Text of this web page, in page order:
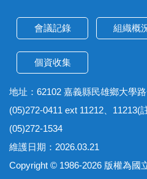
會議記錄 組織概
個資收集
地址：62102 嘉義縣民雄鄉大學
(05)272-0411 ext 11212、11213(
(05)272-1534
維護日期：2026.03.21
Copyright © 1986-2026 版權為國